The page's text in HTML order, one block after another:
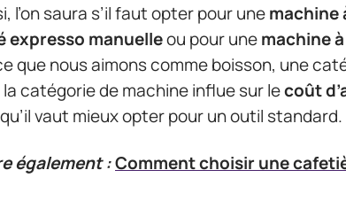
l’on saura s’il faut opter pour unemachine
expresso manuelleou pour unemachine
que nous aimons comme boisson, une
catégorie de machine influe sur lecoût
vaut mieux opter pour un outil standard.
également :Comment choisir une